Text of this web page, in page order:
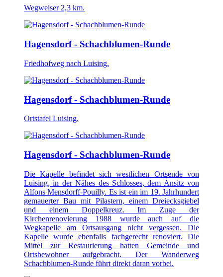
Wegweiser 2,3 km.
Hagensdorf - Schachblumen-Runde
Friedhofweg nach Luising.
Hagensdorf - Schachblumen-Runde
Ortstafel Luising.
Hagensdorf - Schachblumen-Runde
Die Kapelle befindet sich westlichen Ortsende von
Luising, in der Nähes des Schlosses, dem Ansitz von
Alfons Mensdorff-Pouilly. Es ist ein im 19. Jahrhundert
gemauerter Bau mit Pilastern, einem Dreiecksgiebel
und einem Doppelkreuz. Im Zuge der
Kirchenrenovierung 1988 wurde auch auf die
Wegkapelle am Ortsausgang nicht vergessen. Die
Kapelle wurde ebenfalls fachgerecht renoviert. Die
Mittel zur Restaurierung hatten Gemeinde und
Ortsbewohner aufgebracht. Der Wanderweg
Schachblumen-Runde führt direkt daran vorbei.